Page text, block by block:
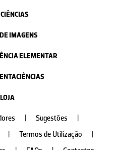
IMAGENS
ELEMENTAR
LOJA
Sugestões
Termos de Utilização